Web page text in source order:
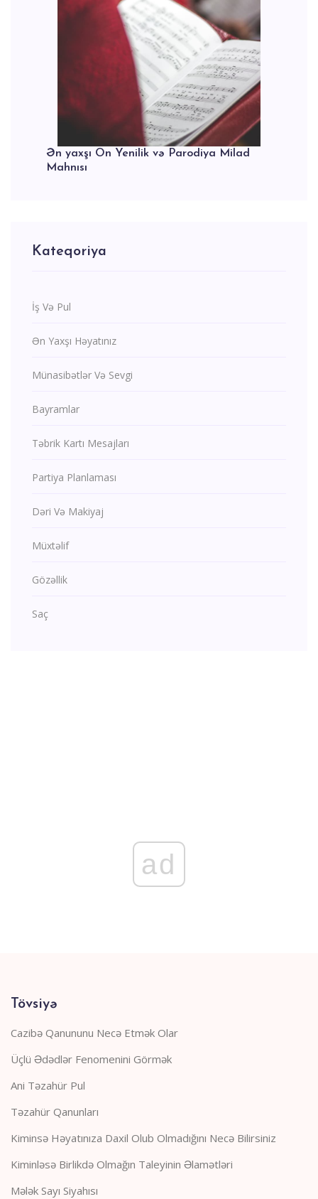
Ən yaxşı On Yenilik və Parodiya Milad
Mahnısı
Kateqoriya
İş Və Pul
Ən Yaxşı Həyatınız
Münasibətlər Və Sevgi
Bayramlar
Təbrik Kartı Mesajları
Partiya Planlaması
Dəri Və Makiyaj
Müxtəlif
Gözəllik
Saç
ad
Tövsiyə
Cazibə Qanununu Necə Etmək Olar
Üçlü Ədədlər Fenomenini Görmək
Ani Təzahür Pul
Təzahür Qanunları
Kiminsə Həyatınıza Daxil Olub Olmadığını Necə Bilirsiniz
Kiminləsə Birlikdə Olmağın Taleyinin Əlamətləri
Mələk Sayı Siyahısı